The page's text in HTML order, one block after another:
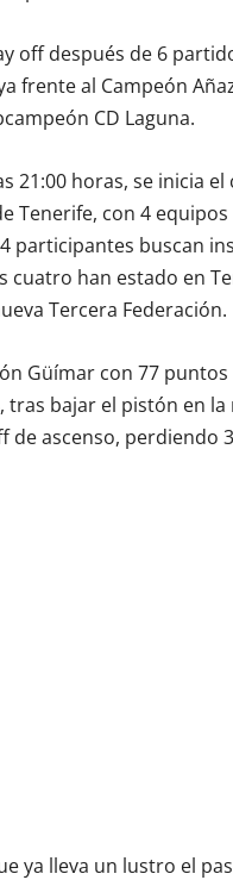
off después de 6
frente al Campeón
CD Laguna.
21:00 horas, se inicia
Tenerife, con 4
participantes buscan
cuatro han estado en
Tercera Federación.
Güímar con 77
tras bajar el pistón en
de ascenso, perdiendo
ya lleva un lustro el